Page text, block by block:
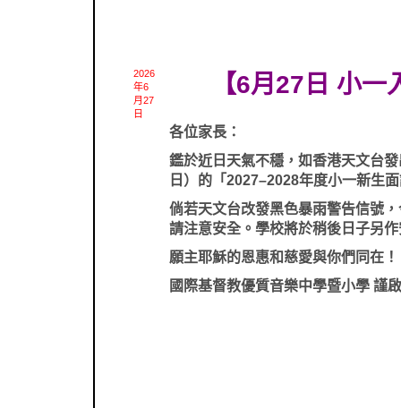
2026
年6
月27
日
【6月27日 小
各位家長：
鑑於近日天氣不穩，如香港天文台
日）的「2027–2028年度小一新生
倘若天文台改發黑色暴雨警告信號
請注意安全。學校將於稍後日子另
願主耶穌的恩惠和慈愛與你們同在！
國際基督教優質音樂中學暨小學 謹啟